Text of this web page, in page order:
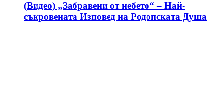
(Видео) „Забравени от небето“ – Най-
съкровената Изповед на Родопската Душа